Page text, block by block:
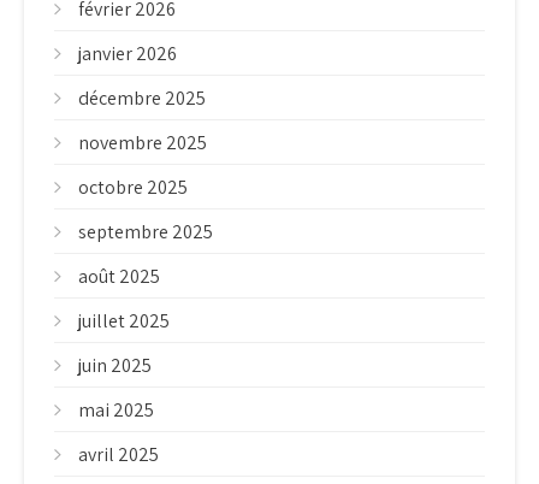
février 2026
janvier 2026
décembre 2025
novembre 2025
octobre 2025
septembre 2025
août 2025
juillet 2025
juin 2025
mai 2025
avril 2025